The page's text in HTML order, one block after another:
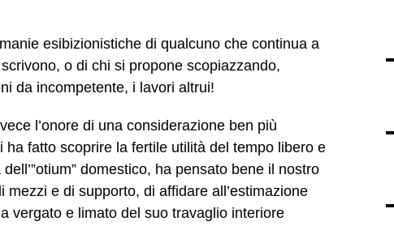
esibizionistiche di qualcuno che continua a
o di chi si propone scopiazzando,
da incompetente, i lavori altrui!
l’onore di una considerazione ben più
ha fatto scoprire la fertile utilità del tempo libero e
domestico, ha pensato bene il nostro
e di supporto, di affidare all’estimazione
vergato e limato del suo travaglio interiore